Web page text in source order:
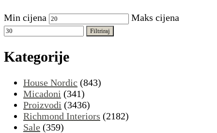
Min cijena Maks cijena
Filtriraj
Kategorije
House Nordic (843)
Micadoni (341)
Proizvodi (3436)
Richmond Interiors (2182)
Sale (359)